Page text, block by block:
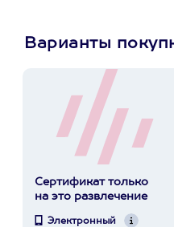
Варианты
Сертификат только
на это развлечение
Электронный